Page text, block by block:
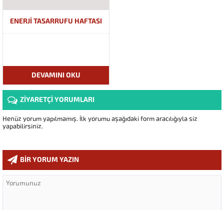
ENERJİ TASARRUFU HAFTASI
DEVAMINI OKU
ZİYARETÇİ YORUMLARI
Henüz yorum yapılmamış. İlk yorumu aşağıdaki form aracılığıyla siz
yapabilirsiniz.
BİR YORUM YAZIN